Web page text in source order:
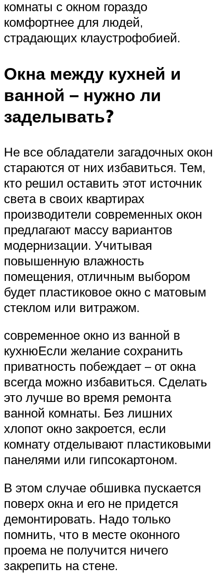
комнаты с окном гораздо
комфортнее для людей,
страдающих клаустрофобией.
Окна между кухней и
ванной – нужно ли
заделывать?
Не все обладатели загадочных окон
стараются от них избавиться. Тем,
кто решил оставить этот источник
света в своих квартирах
производители современных окон
предлагают массу вариантов
модернизации. Учитывая
повышенную влажность
помещения, отличным выбором
будет пластиковое окно с матовым
стеклом или витражом.
современное окно из ванной в
кухнюЕсли желание сохранить
приватность побеждает – от окна
всегда можно избавиться. Сделать
это лучше во время ремонта
ванной комнаты. Без лишних
хлопот окно закроется, если
комнату отделывают пластиковыми
панелями или гипсокартоном.
В этом случае обшивка пускается
поверх окна и его не придется
демонтировать. Надо только
помнить, что в месте оконного
проема не получится ничего
закрепить на стене.